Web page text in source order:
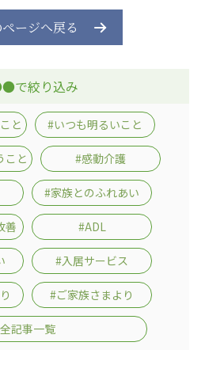
ック
共生園
ージへ戻る
で絞り込み
と #いつも明るいこと
こと #感動介護
#家族とのふれあい
善 #ADL
#入居サービス
#ご家族さまより
全記事一覧